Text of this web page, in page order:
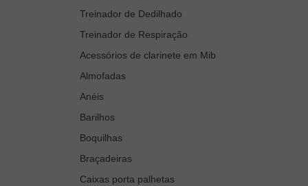
Treinador de Dedilhado
Treinador de Respiração
Acessórios de clarinete em Mib
Almofadas
Anéis
Barilhos
Boquilhas
Braçadeiras
Caixas porta palhetas